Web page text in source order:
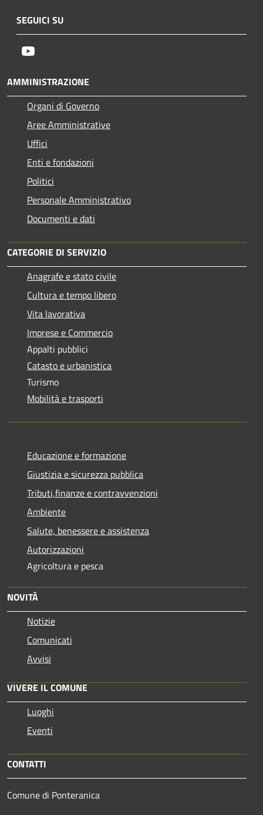
SEGUICI SU
AMMINISTRAZIONE
Organi di Governo
Aree Amministrative
Uffici
Enti e fondazioni
Politici
Personale Amministrativo
Documenti e dati
CATEGORIE DI SERVIZIO
Anagrafe e stato civile
Cultura e tempo libero
Vita lavorativa
Imprese e Commercio
Appalti pubblici
Catasto e urbanistica
Turismo
Mobilità e trasporti
Educazione e formazione
Giustizia e sicurezza pubblica
Tributi,finanze e contravvenzioni
Ambiente
Salute, benessere e assistenza
Autorizzazioni
Agricoltura e pesca
NOVITÀ
Notizie
Comunicati
Avvisi
VIVERE IL COMUNE
Luoghi
Eventi
CONTATTI
Comune di Ponteranica